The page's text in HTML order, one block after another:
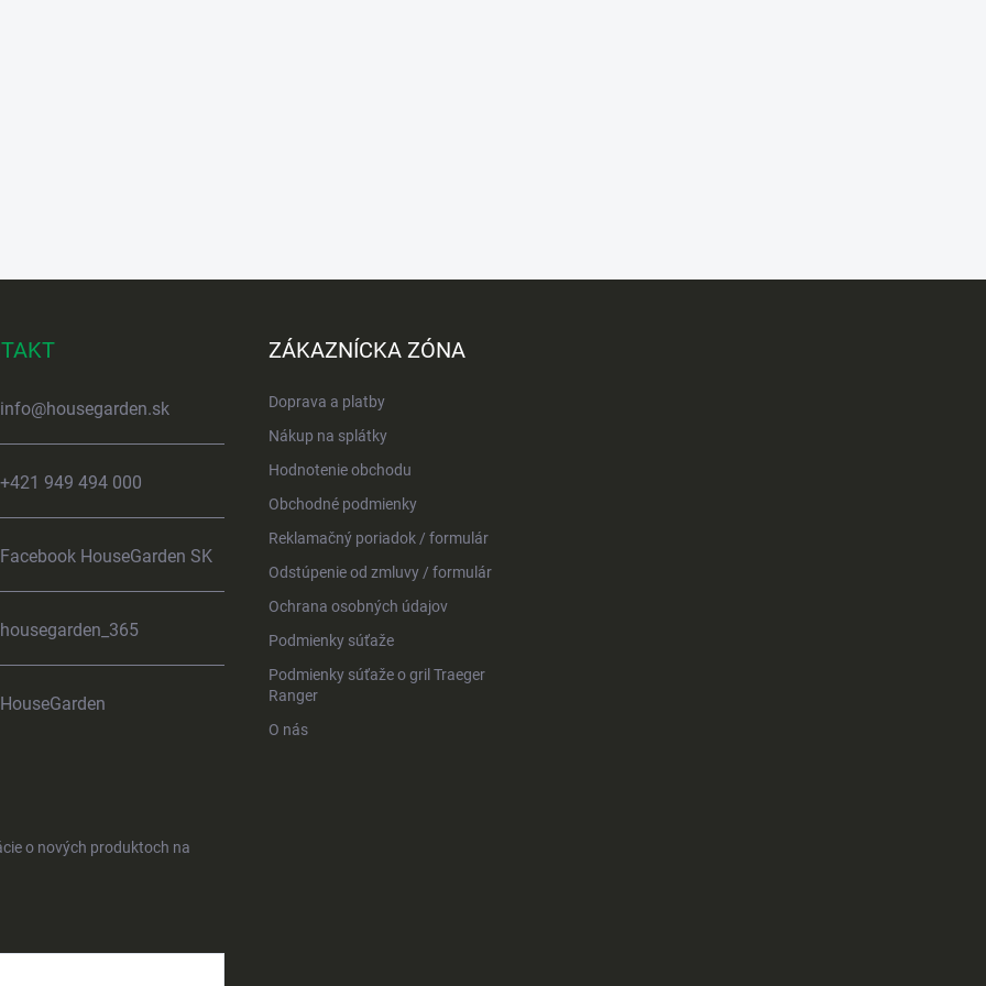
info@housegarden.sk
+421 949 494 000
Facebook HouseGarden SK
housegarden_365
HouseGarden
ZÁKAZNÍCKA ZÓNA
Doprava a platby
Nákup na splátky
Hodnotenie obchodu
Obchodné podmienky
Reklamačný poriadok / formulár
Odstúpenie od zmluvy / formulár
Ochrana osobných údajov
Podmienky súťaže
Podmienky súťaže o gril Traeger
Ranger
O nás
o nových produktoch na